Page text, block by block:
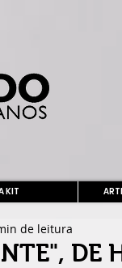
KIT
DE
de leitura